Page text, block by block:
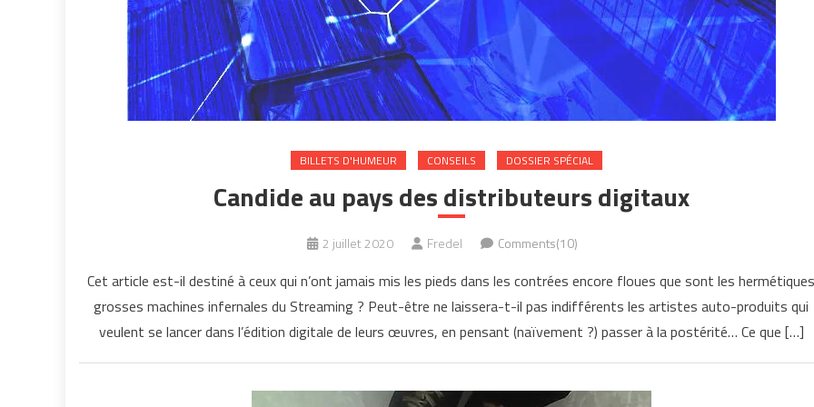
BILLETS D'HUMEUR CONSEILS DOSSIER SPÉCIAL
Candide au pays des distributeurs digitaux
2 juillet 2020 Fredel Comments(10)
Cet article est-il destiné à ceux qui n’ont jamais mis les pieds dans les contrées encore floues que sont les hermétiques
grosses machines infernales du Streaming ? Peut-être ne laissera-t-il pas indifférents les artistes auto-produits qui
veulent se lancer dans l’édition digitale de leurs œuvres, en pensant (naïvement ?) passer à la postérité… Ce que […]